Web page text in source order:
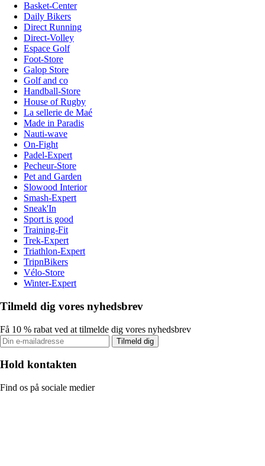
Basket-Center
Daily Bikers
Direct Running
Direct-Volley
Espace Golf
Foot-Store
Galop Store
Golf and co
Handball-Store
House of Rugby
La sellerie de Maé
Made in Paradis
Nauti-wave
On-Fight
Padel-Expert
Pecheur-Store
Pet and Garden
Slowood Interior
Smash-Expert
Sneak'In
Sport is good
Training-Fit
Trek-Expert
Triathlon-Expert
TripnBikers
Vélo-Store
Winter-Expert
Tilmeld dig vores nyhedsbrev
Få 10 % rabat ved at tilmelde dig vores nyhedsbrev
Tilmeld dig
Hold kontakten
Find os på sociale medier